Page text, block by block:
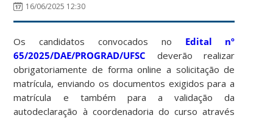
16/06/2025 12:30
Os candidatos convocados no Edital nº
65/2025/DAE/PROGRAD/UFSC deverão realizar
obrigatoriamente de forma online a solicitação de
matrícula, enviando os documentos exigidos para a
matrícula e também para a validação da
autodeclaração à coordenadoria do curso através